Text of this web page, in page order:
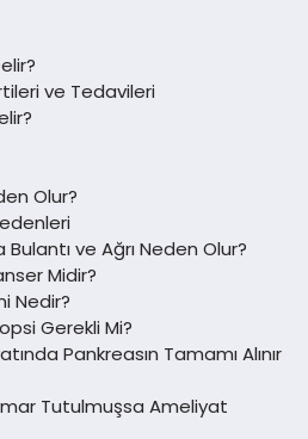
ve Tedavileri
Olur?
ve Ağrı Neden Olur?
Midir?
Nedir?
Gerekli Mi?
Pankreasın Tamamı Alınır
Tutulmuşsa Ameliyat